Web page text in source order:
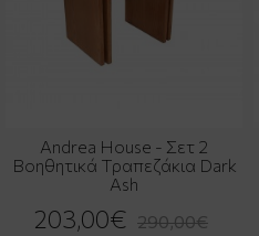
Andrea House - Σετ 2
Βοηθητικά Τραπεζάκια Dark
Ash
203,00€ 290,00€